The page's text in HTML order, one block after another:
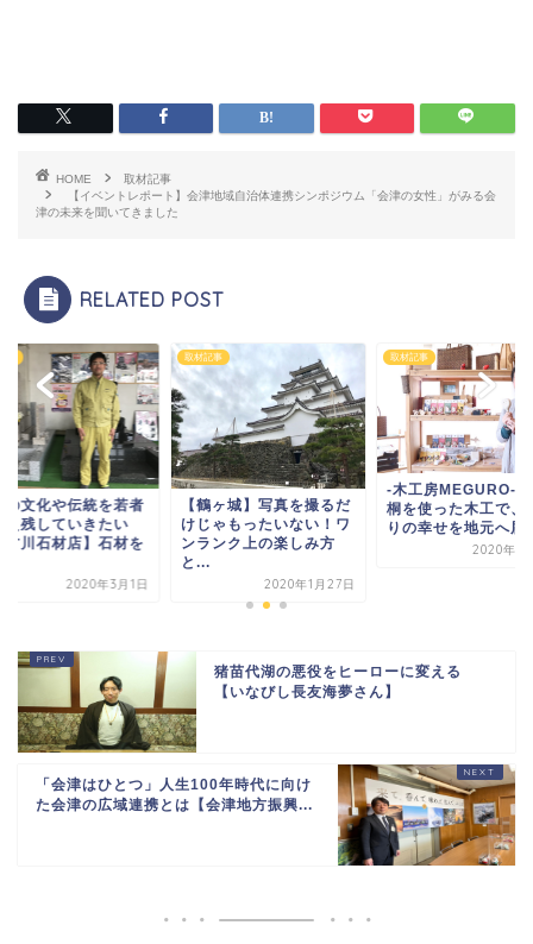
HOME
取材記事
【イベントレポート】会津地域自治体連携シンポジウム「会津の女性」がみる会
津の未来を聞いてきました
RELATED POST
の文化や伝統を若者
え残していきたい
古川石材店】石材を
2020年3月1日
取材記事
【鶴ヶ城】写真を撮るだ
けじゃもったいない！ワ
ンランク上の楽しみ方
と...
2020年1月27日
取材記事
-木工房MEGURO-
桐を使った木工で、
りの幸せを地元へ届
2020年1
猪苗代湖の悪役をヒーローに変える
【いなびし長友海夢さん】
「会津はひとつ」人生100年時代に向け
た会津の広域連携とは【会津地方振興...